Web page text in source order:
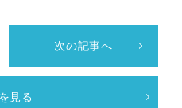
見る
次の記事へ